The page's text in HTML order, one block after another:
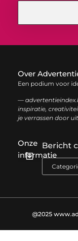
Over
Een podium voor
—
inspiratie,
je verrassen door
Onze
informatie
Bericht
@2025